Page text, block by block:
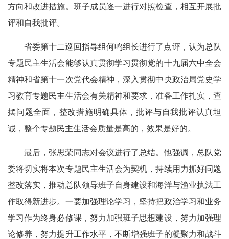
方向和改进措施。班子成员逐一进行对照检查，相互开展批
评和自我批评。
省委第十二巡回指导组何鸣组长进行了点评，认为总队
专题民主生活会能够认真贯彻学习贯彻党的十九届六中全会
精神和省第十一次党代会精神，深入贯彻中央政治局党史学
习教育专题民主生活会有关精神和要求，准备工作扎实，查
摆问题全面，整改措施明确具体，批评与自我批评认真坦
诚，整个专题民主生活会质量是高的，效果是好的。
最后，张思荣同志对会议进行了总结。他强调，总队党
委将切实将本次专题民主生活会为契机，持续用力抓好问题
整改落实，推动总队领导班子自身建设和海洋与渔业执法工
作取得新进步。一要加强理论学习，坚持把政治学习和业务
学习作为终身必修课，努力加强班子思想建设，努力加强理
论修养，努力提升工作水平，不断增强班子的凝聚力和战斗